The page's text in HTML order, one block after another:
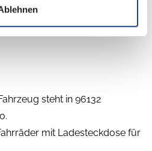
steht in 96132
mit Ladesteckdose für